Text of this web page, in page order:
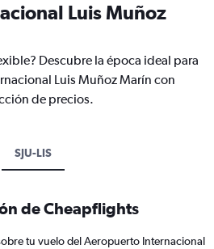
Luis Muñoz
Descubre la época ideal para
Luis Muñoz Marín con
de precios.
SJU-LIS
de Cheapflights
tu vuelo del Aeropuerto Internacional